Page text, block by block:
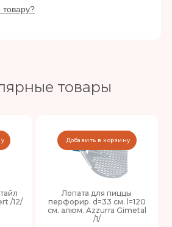
товары
/12/
Лопата для пиццы
перфорир. d=33 см. l=120
см. алюм. Azzurra Gimetal
/1/
Добавить в корзину